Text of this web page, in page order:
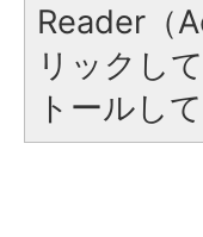
Reader（
リックし
トールし